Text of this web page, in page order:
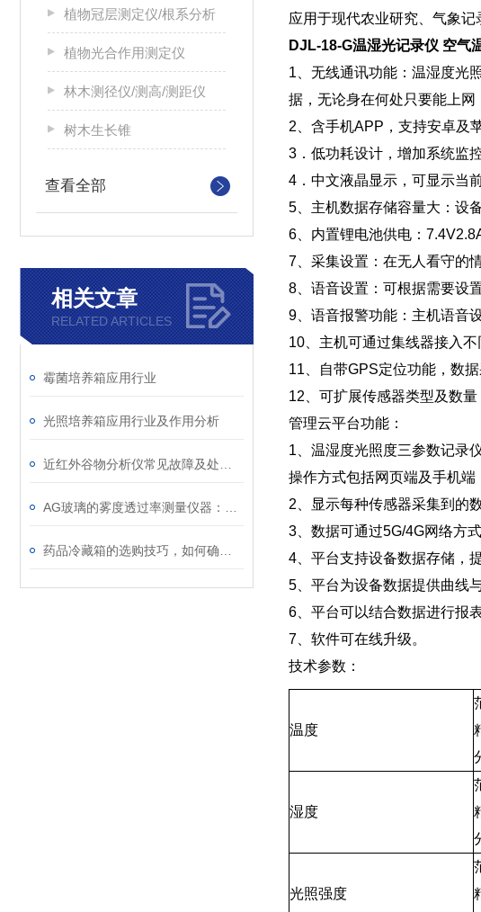
植物冠层测定仪/根系分析
植物光合作用测定仪
林木测径仪/测高/测距仪
树木生长锥
查看全部
相关文章
RELATED ARTICLES
霉菌培养箱应用行业
光照培养箱应用行业及作用分析
应用于现代农业研究、气象记
DJL-18-G温湿光记录仪 空气
1、无线通讯功能：温湿度光
据，无论身在何处只要能上网
2、含手机APP，支持安卓及
3．低功耗设计，增加系统监
4．中文液晶显示，可显示当
5、主机数据存储容量大：设
6、内置锂电池供电：
7、采集设置：在无人看守的
8、语音设置：可根据需要设
9、语音报警功能：主机语音
10、主机可通过集线器接入不
11、自带GPS定位功能，数
12、可扩展传感器类型及数
管理云平台功能：
1、温湿度光照度三参数记录
操作方式包括网页端及手机端
2、显示每种传感器采集到的
3、数据可通过5G/4G网络方
4、平台支持设备数据存储，
5、平台为设备数据提供曲线
6、平台可以结合数据进行报
7、软件可在线升级。
技术参数：
温度
湿度
光照强度